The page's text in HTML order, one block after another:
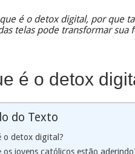
é o detox digital, por que
telas pode transformar sua
é o detox
do Texto
o detox digital?
os jovens católicos estão